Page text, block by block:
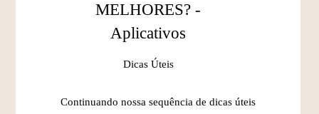
MELHORES? -
Aplicativos
Dicas Úteis
Continuando nossa sequência de dicas úteis